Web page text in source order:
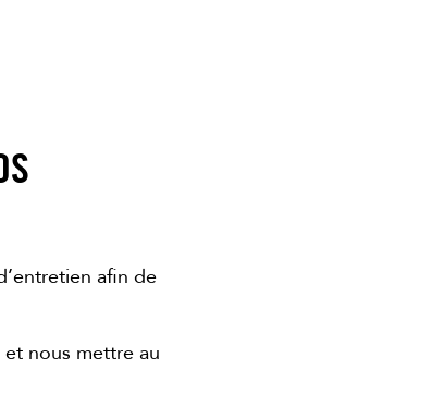
afin de
nous mettre au